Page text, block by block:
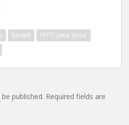
bimtek
FPPTI Jawa Timur
published. Required fields are